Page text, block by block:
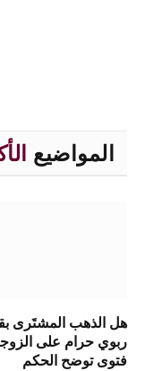
المواضيع
هل الذهب المشتَرى
ربوي حرام على
فتوى توضح الحكم